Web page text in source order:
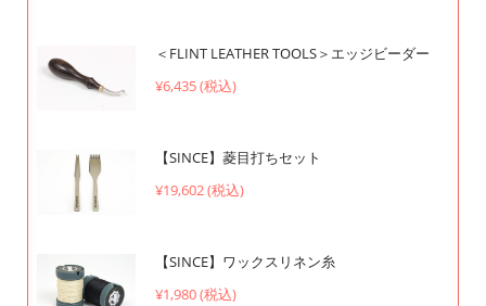
＜FLINT LEATHER TOOLS＞エッジビーダー
¥6,435 (税込)
【SINCE】菱目打ちセット
¥19,602 (税込)
【SINCE】ワックスリネン糸
¥1,980 (税込)